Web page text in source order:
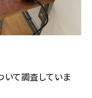
て調査していま